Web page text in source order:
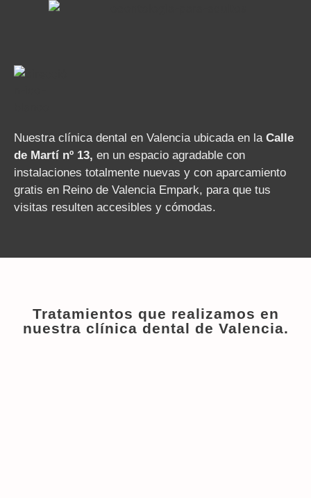
Nuestra clínica dental en Valencia ubicada en la Calle
de Martí nº 13, en un espacio agradable con
instalaciones totalmente nuevas y con aparcamiento
gratis en Reino de Valencia Empark, para que tus
visitas resulten accesibles y cómodas.
Tratamientos que realizamos en
nuestra clínica dental de Valencia.